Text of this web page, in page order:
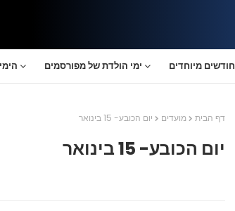
ימי הולדת של מפורסמים חודשים מיוחדים
דף הבית מועדים יום הכובע- 15 בינואר
יום הכובע- 15 בינואר